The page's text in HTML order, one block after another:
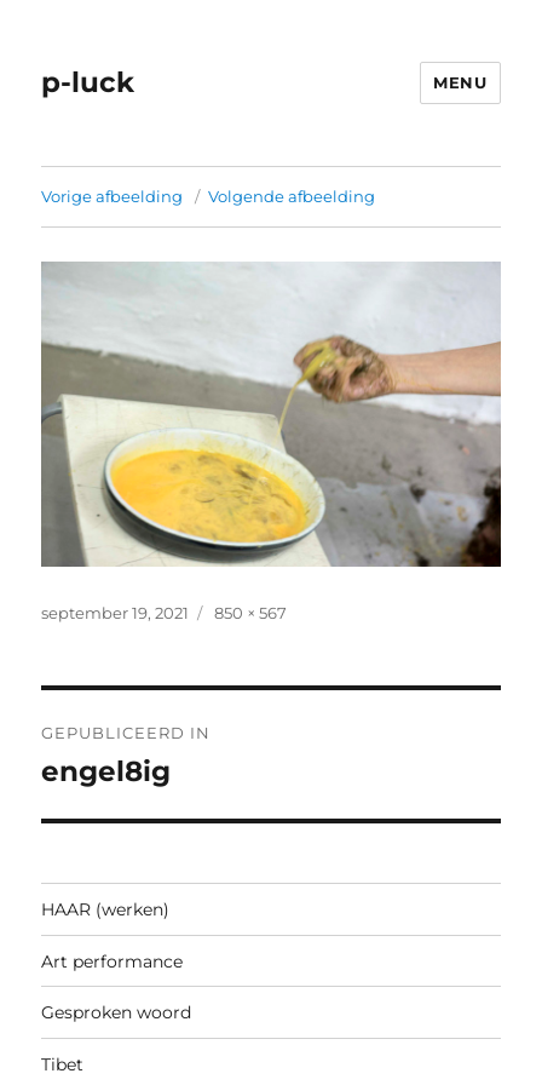
p-luck MENU
Vorige afbeelding Volgende afbeelding
Geplaatst
september 19, 2021
Volledige
850 × 567
navigatie
GEPUBLICEERD IN
engel8ig
HAAR (werken)
Art performance
Gesproken woord
Tibet